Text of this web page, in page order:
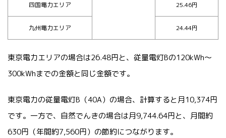
四国電力エリア 25.46円
九州電力エリア 24.44円
東京電力エリアの場合は26.48円と、従量電灯Bの120kWh～
300kWhまでの金額と同じ金額です。
東京電力の従量電灯B（40A）の場合、計算すると月10,374円
です。一方で、自然でんきの場合は月9,744.64円と、月間約
630円（年間約7,560円）の節約につながります。